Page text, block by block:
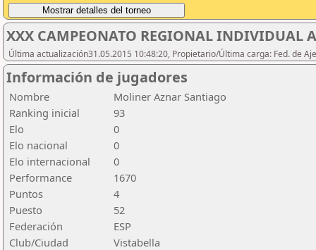
XXX CAMPEONATO REGIONAL INDIVIDUAL
Última actualización31.05.2015 10:48:20, Propietario/Última carga: Fed. de
Información de jugadores
Nombre
Moliner Aznar Santiago
Ranking inicial
93
Elo
0
Elo nacional
0
Elo internacional
0
Performance
1670
Puntos
4
Puesto
52
Federación
ESP
Club/Ciudad
Vistabella